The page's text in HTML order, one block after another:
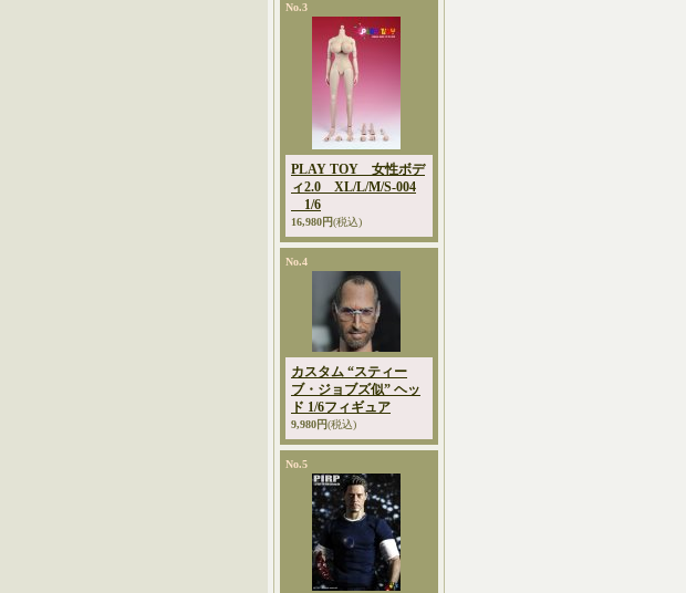
No.3
PLAY TOY 女性ボデ
ィ2.0 XL/L/M/S-004
1/6
16,980円(税込)
No.4
カスタム “スティー
ブ・ジョブズ似” ヘッ
ド 1/6フィギュア
9,980円(税込)
No.5